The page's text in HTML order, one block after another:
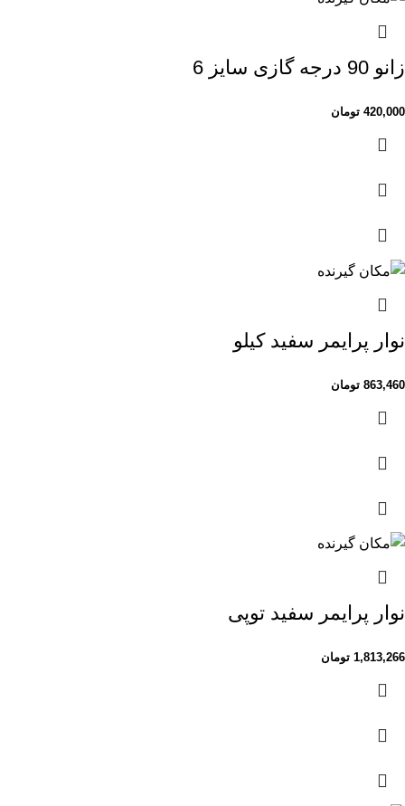
زانو 90 درجه گازی سایز 6
420,000 تومان
نوار پرایمر سفید کیلو
863,460 تومان
نوار پرایمر سفید توپی
1,813,266 تومان